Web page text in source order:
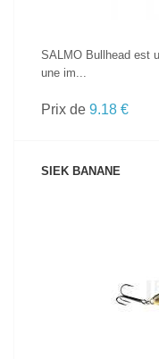
SALMO Bullhead est
une im...
Prix de 9.18 €
SIEK BANANE